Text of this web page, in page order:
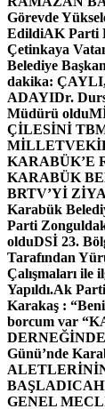
Görevde
EdildiAK Parti
Çetinkaya
Belediye
dakika:
ADAYIDr.
Müdürü oldu
ÇİLESİNİ
KARABÜK’E
KARABÜK
BRTV’Yİ
Karabük
Parti
olduDSİ 23.
Tarafından
Çalışmaları ile
Yapıldı.Ak Parti
Karakaş :
borcum var “
Günü’nde
BAŞLADI
GENEL